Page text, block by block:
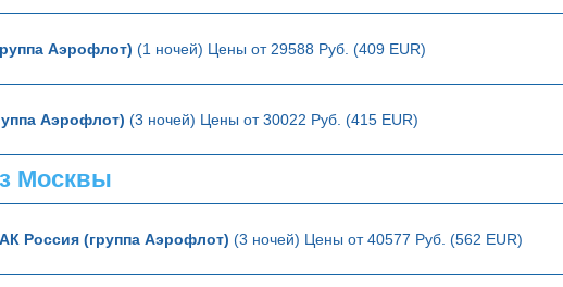
Аэрофлот) (1 ночей) Цены от 29588 Руб. (409 EUR)
Аэрофлот) (3 ночей) Цены от 30022 Руб. (415 EUR)
Москвы
АК Россия (группа Аэрофлот) (3 ночей) Цены от 40577 Руб. (562 EUR)